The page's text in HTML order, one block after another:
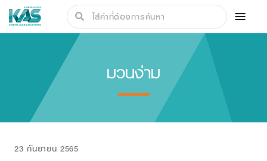
มวนง่าม
23 กันยายน 2565